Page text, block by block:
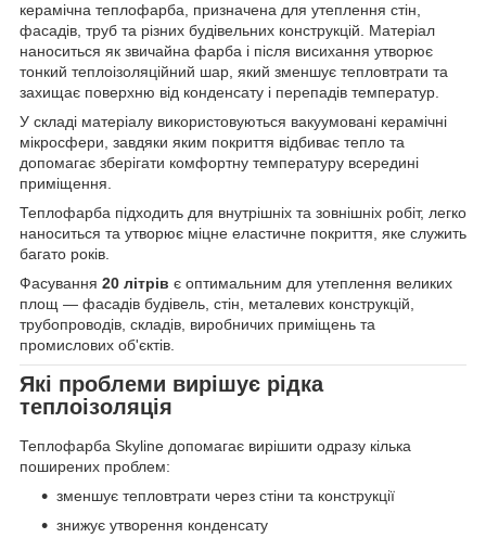
керамічна теплофарба, призначена для утеплення стін,
фасадів, труб та різних будівельних конструкцій. Матеріал
наноситься як звичайна фарба і після висихання утворює
тонкий теплоізоляційний шар, який зменшує тепловтрати та
захищає поверхню від конденсату і перепадів температур.
У складі матеріалу використовуються вакуумовані керамічні
мікросфери, завдяки яким покриття відбиває тепло та
допомагає зберігати комфортну температуру всередині
приміщення.
Теплофарба підходить для внутрішніх та зовнішніх робіт, легко
наноситься та утворює міцне еластичне покриття, яке служить
багато років.
Фасування 20 літрів є оптимальним для утеплення великих
площ — фасадів будівель, стін, металевих конструкцій,
трубопроводів, складів, виробничих приміщень та
промислових об'єктів.
Які проблеми вирішує рідка
теплоізоляція
Теплофарба Skyline допомагає вирішити одразу кілька
поширених проблем:
зменшує тепловтрати через стіни та конструкції
знижує утворення конденсату